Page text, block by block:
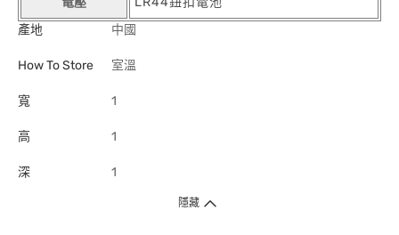
產地
中國
How To Store 室溫
寬 1
高 1
深 1
隱藏